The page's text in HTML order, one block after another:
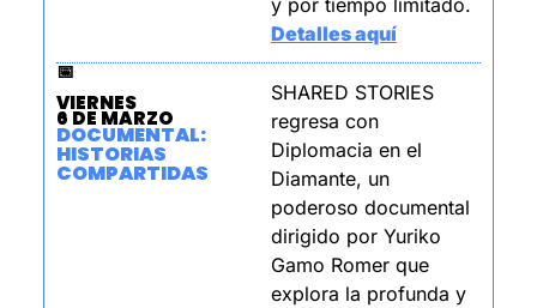
Detalles aquí
📅
VIERNES
6 DE MARZO
DOCUMENTAL:
HISTORIAS
COMPARTIDAS
SHARED STORIES
regresa con
Diplomacia en el
Diamante, un
poderoso documental
dirigido por Yuriko
Gamo Romer que
explora la profunda y